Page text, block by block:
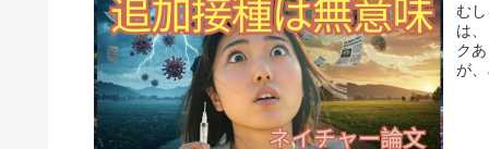
む
は
ク
が